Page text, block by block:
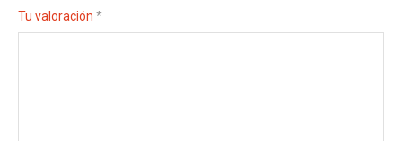
Tu valoración *